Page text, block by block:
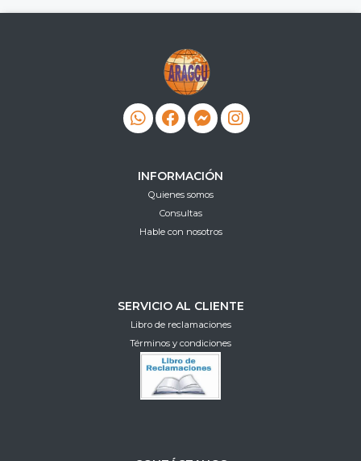
INFORMACIÓN
Quienes somos
Consultas
Hable con nosotros
SERVICIO AL CLIENTE
Libro de reclamaciones
Términos y condiciones